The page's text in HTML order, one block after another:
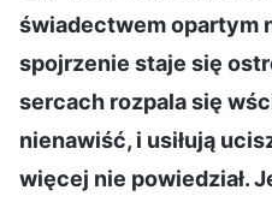
świadectwem opartym
spojrzenie staje się
sercach rozpala się
nienawiść, i usiłują
więcej nie powiedział.